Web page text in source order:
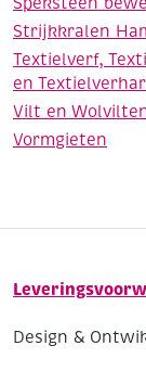
Strijkkralen
Textielverf,
en
Vilt en
Vormgieten
Design &